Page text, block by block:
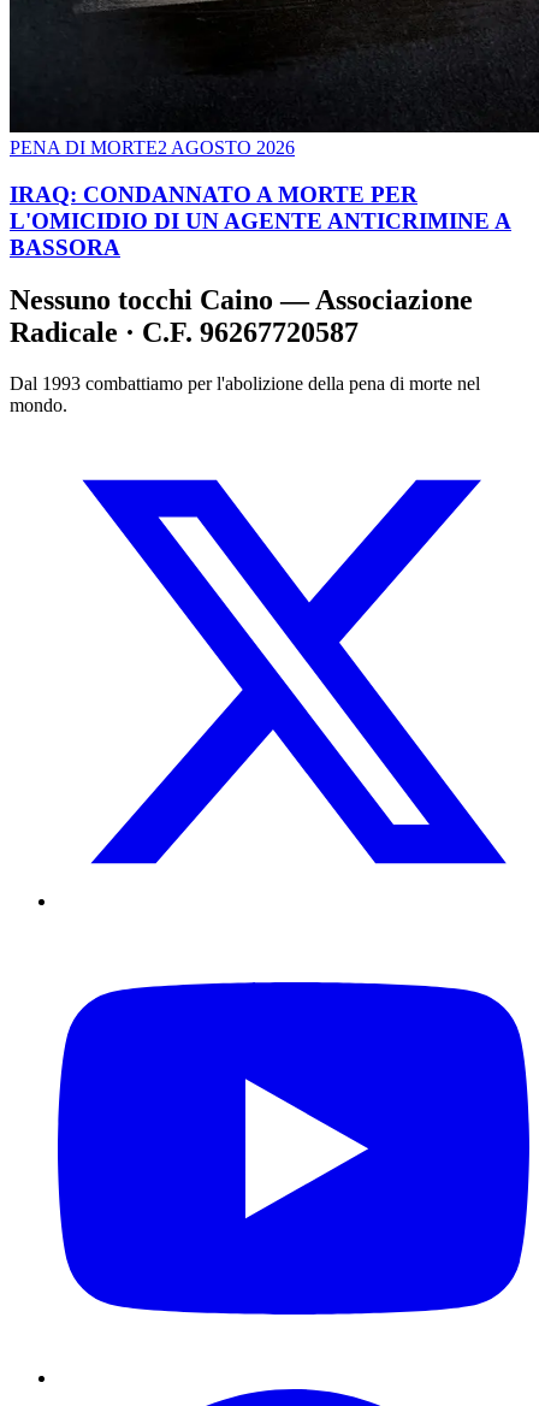
PENA DI MORTE2 AGOSTO 2026
IRAQ: CONDANNATO A MORTE PER
L'OMICIDIO DI UN AGENTE ANTICRIMINE A
BASSORA
Nessuno tocchi Caino — Associazione
Radicale · C.F. 96267720587
Dal 1993 combattiamo per l'abolizione della pena di morte nel
mondo.